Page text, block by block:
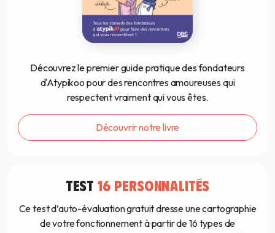
Découvrez le premier guide pratique des fondateurs
d'Atypikoo pour des rencontres amoureuses qui
respectent vraiment qui vous êtes.
Découvrir notre livre
TEST 16 PERSONNALITÉS
Ce test d’auto-évaluation gratuit dresse une cartographie
de votre fonctionnement à partir de 16 types de